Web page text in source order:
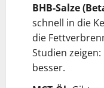
BHB-Salze
schnell in die
die
Studien
besser.